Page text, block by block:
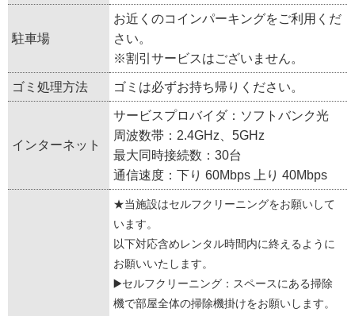
駐車場
お近くのコインパーキングをご利用くだ
さい。
※割引サービスはございません。
ゴミ処理方法 ゴミは必ずお持ち帰りください。
インターネット
サービスプロバイダ：ソフトバンク光
周波数帯：2.4GHz、5GHz
最大同時接続数：30台
通信速度：下り 60Mbps 上り 40Mbps
★当施設はセルフクリーニングをお願いして
います。
以下対応含めレンタル時間内に終えるように
お願いいたします。
▶️セルフクリーニング：スペースにある掃除
機で部屋全体の掃除機掛けをお願いします。